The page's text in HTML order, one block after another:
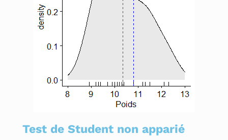
Test de Student non apparié